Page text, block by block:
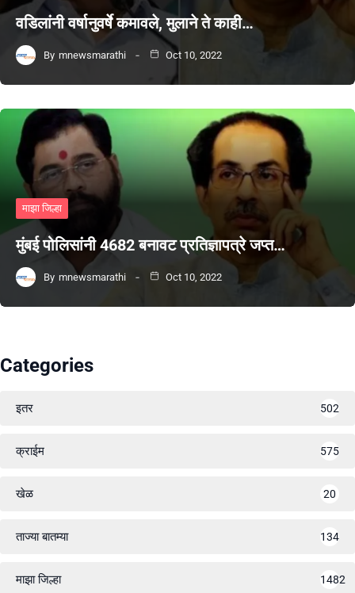
वडिलांनी वर्षानुवर्षे कमावले, मुलाने ते काही…
By mnewsmarathi Oct 10, 2022
माझा जिल्हा
मुंबई पोलिसांनी 4682 बनावट प्रतिज्ञापत्रे जप्त…
By mnewsmarathi Oct 10, 2022
Categories
इतर 502
क्राईम 575
खेळ 20
ताज्या बातम्या 134
माझा जिल्हा 1482